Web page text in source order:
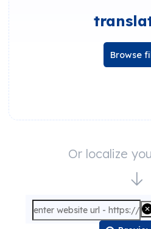
Browse
Or localize